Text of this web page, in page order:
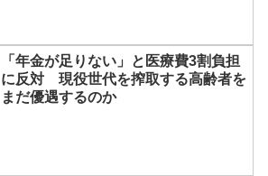
「年金が足りない」と医療費3割負担
に反対 現役世代を搾取する高齢者を
まだ優遇するのか